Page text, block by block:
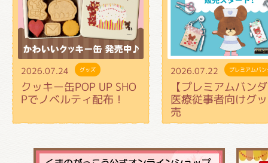
2026.07.24 グッズ
クッキー缶POP UP SHO
Pでノベルティ配布！
2026.07.22 プレミアムバ
【プレミアムバン
医療従事者向けグ
売